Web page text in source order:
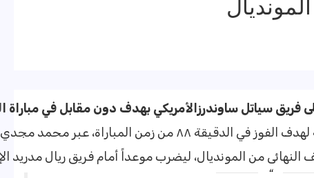
فريق سياتل ساوندرز الأمريكي بهدف دون مقابل في مباراة
كانيتصدى لها الدفاع الأمريكي والذي اعتمد على التراجع الدفاعي.
النهائي من المونديال، ليضرب موعداً أمام فريق ريال مدريد